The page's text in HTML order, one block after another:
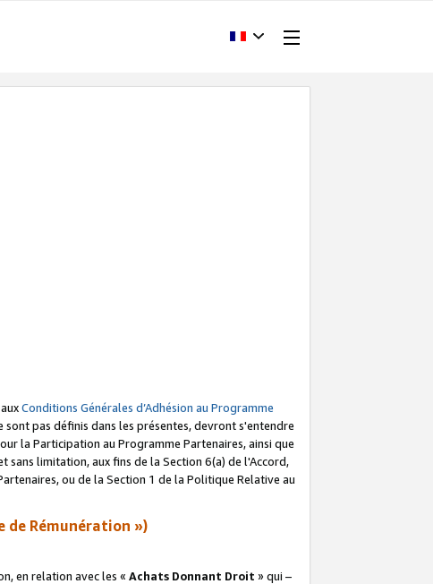
Conditions Générales d’Adhésion au Programme
pas définis dans les présentes, devront s'entendre
la Participation au Programme Partenaires, ainsi que
sans limitation, aux fins de la Section 6(a) de l'Accord,
ou de la Section 1 de la Politique Relative au
de Rémunération »)
en relation avec les « Achats Donnant Droit » qui –